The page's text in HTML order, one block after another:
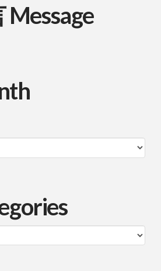
Message